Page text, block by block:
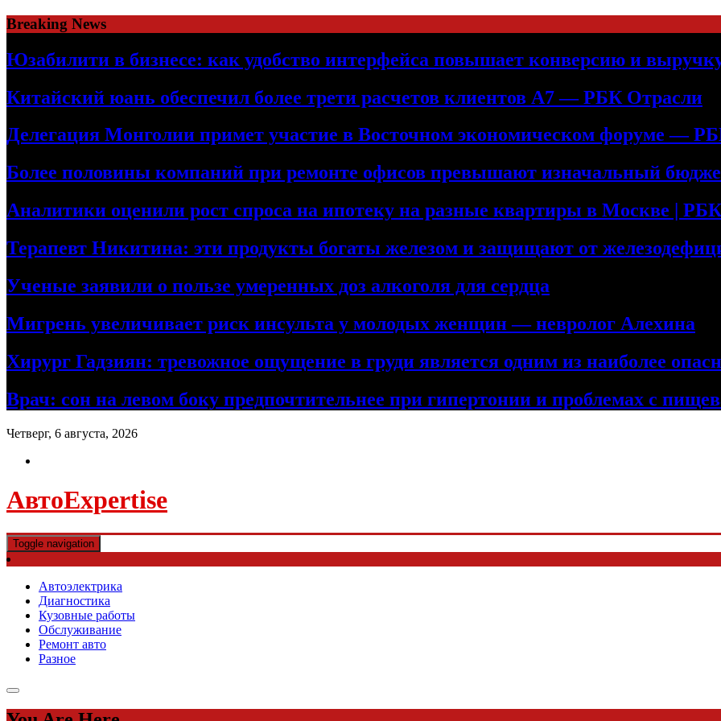
Skip
to
content
Breaking News
Юзабилити в бизнесе: как удобство интерфейса повышает конверсию и
Китайский юань обеспечил более трети расчетов клиентов А7 — РБК Отрасли
Делегация Монголии примет участие в Восточном экономическом форуме —
Более половины компаний при ремонте офисов превышают изначальный
Аналитики оценили рост спроса на ипотеку на разные квартиры в Москве |
Терапевт Никитина: эти продукты богаты железом и защищают от
Ученые заявили о пользе умеренных доз алкоголя для сердца
Мигрень увеличивает риск инсульта у молодых женщин — невролог Алехина
Хирург Гадзиян: тревожное ощущение в груди является одним из наиболее
Врач: сон на левом боку предпочтительнее при гипертонии и проблемах с
Четверг, 6 августа, 2026
АвтоExpertise
Toggle navigation
Автоэлектрика
Диагностика
Кузовные работы
Обслуживание
Ремонт авто
Разное